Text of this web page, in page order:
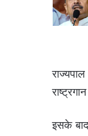
इसके